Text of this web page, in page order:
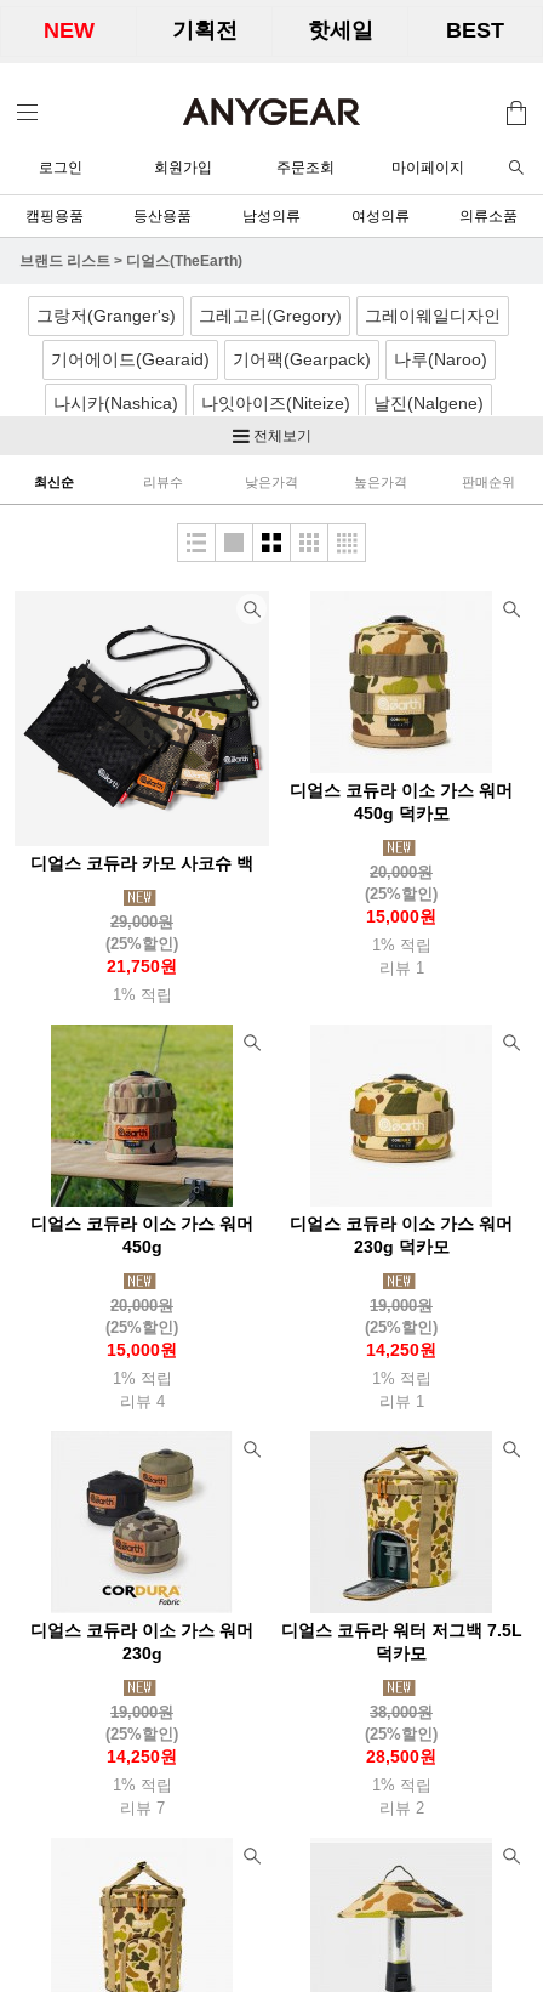
NEW 기획전 핫세일 BEST
로그인 회원가입 주문조회 마이페이지
캠핑용품 등산용품 남성의류 여성의류 의류소품
브랜드 리스트 > 디얼스(TheEarth)
그랑저(Granger's) 그레고리(Gregory) 그레이웨일디자인
기어에이드(Gearaid) 기어팩(Gearpack) 나루(Naroo)
나시카(Nashica) 나잇아이즈(Niteize) 날진(Nalgene)
네이처하이크(Naturehike) 노르딕캠프(Nordicamp)
니모(Nemo) 노박스(Nobox) 닉왁스(Nikwax)
더캠퍼(TheCamper)
라이트삭(Wrightsock) 랩(Rab) 레키(Leki)
루시올(Luciole) 루세코(Luceco) 뢰클(Roeckl) 마메이타
마운트리버(Mountriver) 마운트피크
마운틴스미스(MountainS) 마티니(Mattini) 매트릭스(Matrix)
맥데이비드(Mcdavid) 메카닉스웨어(Mechanix)
모슈(Mosh)
몬츄라(Montura)
미니멀웍스(Mnmalworks) 미스테리월(Mysterywall)
반고(Vango) 배핀(Baffin)
벨토(Vellto) 보커(Boker)
부에노웍스 브로너(Broner) 브루트
블랙다이아몬드(Blackdia) 블랜더보틀(BlenderBottle)
블루아이디(Blueidee) 블랙폭스(Blackfox)
빅토스 빔블(Bimble) 비폴(Vipole) 빅아그네스(Bigagnes)
360디그리(360degrees) 선스키(Sunski)
소토(Soto) 솔로(Solo) 솔라브라더(Solabrather)
솔트렉(Soletrek) 스노우라인(Snowline)
스마트울(Smartwool) 스웨호그(Sweathawg)
스위자(Swiza) 스케메이(Skemi) 스토코
스텀프스튜디오(Stump) 스탠리(Stanley)
스트링라이트(Stringlight) 실스킨즈(Sealskinz)
샤워패스(Showerspass) 써모스(Thermos)
써머레스트(Thermarest) 써밋포커스(SummitFocus)
씨플로 슈퍼 아로요
아르떼레뇨(Artelegno) 아베나키(Abenaki) 아우라(Aura)
아웃도어채널(Odc) 아이트워치(Aightwatch)
아트렉(Autrek)
알데바란(Aldebaran) 알타이기어(Altai)
야테(Yate) 어썸홀리데이
에너자이저(Energizer) 에버뉴(Evernew)
전체보기
최신순 리뷰수 낮은가격 높은가격 판매순위
디얼스 코듀라 카모 사코슈 백
29,000원
(25%할인)
21,750원
1% 적립
디얼스 코듀라 이소 가스 워머
450g 덕카모
20,000원
(25%할인)
15,000원
1% 적립
리뷰 1
디얼스 코듀라 이소 가스 워머
450g
20,000원
(25%할인)
15,000원
1% 적립
리뷰 4
디얼스 코듀라 이소 가스 워머
230g 덕카모
19,000원
(25%할인)
14,250원
1% 적립
리뷰 1
디얼스 코듀라 이소 가스 워머
230g
19,000원
(25%할인)
14,250원
1% 적립
리뷰 7
디얼스 코듀라 워터 저그백 7.5L
덕카모
38,000원
(25%할인)
28,500원
1% 적립
리뷰 2